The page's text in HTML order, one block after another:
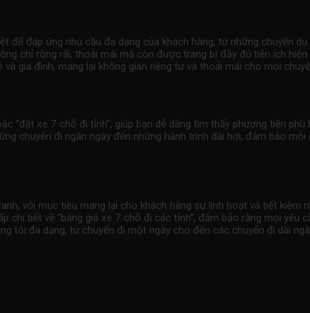
để đáp ứng nhu cầu đa dạng của khách hàng, từ những chuyến
chỉ rộng rãi, thoải mái mà còn được trang bị đầy đủ tiện ích
gia đình, mang lại không gian riêng tư và thoải mái cho mọi
“đặt xe 7 chỗ đi tỉnh”, giúp bạn dễ dàng tìm thấy phương tiện
chuyến đi ngắn ngày đến những hành trình dài hơi, đảm bảo
với mục tiêu mang lại cho khách hàng sự linh hoạt và tiết kiệm
chi tiết về “bảng giá xe 7 chỗ đi các tỉnh”, đảm bảo rằng mọi yêu
tôi đa dạng, từ chuyến đi một ngày cho đến các chuyến đi dài